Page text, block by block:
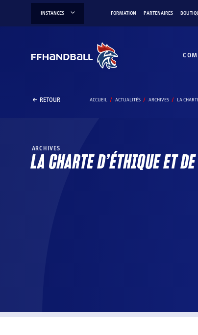
INSTANCES FORMATION PARTENAIRES
RETOUR ACCUEIL ACTUALITÉS ARCHIVES LA
ARCHIVES
LA CHARTE D’ÉTHIQUE ET